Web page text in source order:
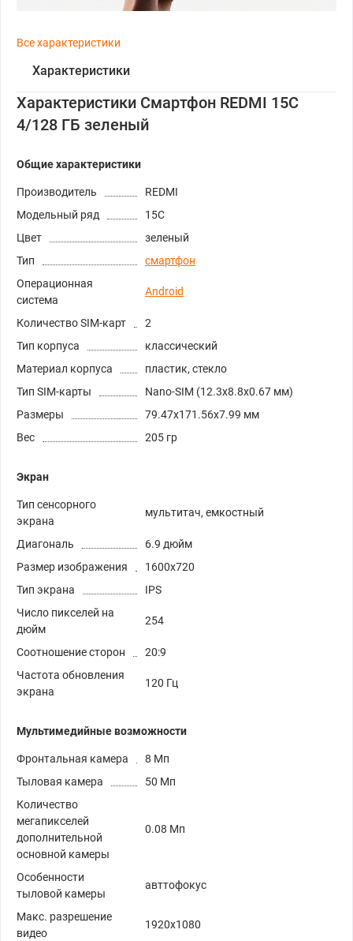
Все характеристики
Характеристики
Характеристики Смартфон REDMI 15C
4/128 ГБ зеленый
Общие характеристики
Производитель
REDMI
Модельный ряд
15C
Цвет
зеленый
Тип
смартфон
Операционная
система
Android
Количество SIM-карт
2
Тип корпуса
классический
Материал корпуса
пластик, стекло
Тип SIM-карты
Nano-SIM (12.3x8.8x0.67 мм)
Размеры
79.47x171.56x7.99 мм
Вес
205 гр
Экран
Тип сенсорного
экрана
мультитач, емкостный
Диагональ
6.9 дюйм
Размер изображения
1600x720
Тип экрана
IPS
Число пикселей на
дюйм
254
Соотношение сторон
20:9
Частота обновления
экрана
120 Гц
Мультимедийные возможности
Фронтальная камера
8 Мп
Тыловая камера
50 Мп
Количество
мегапикселей
дополнительной
основной камеры
0.08 Мп
Особенности
тыловой камеры
авттофокус
Макс. разрешение
видео
1920х1080